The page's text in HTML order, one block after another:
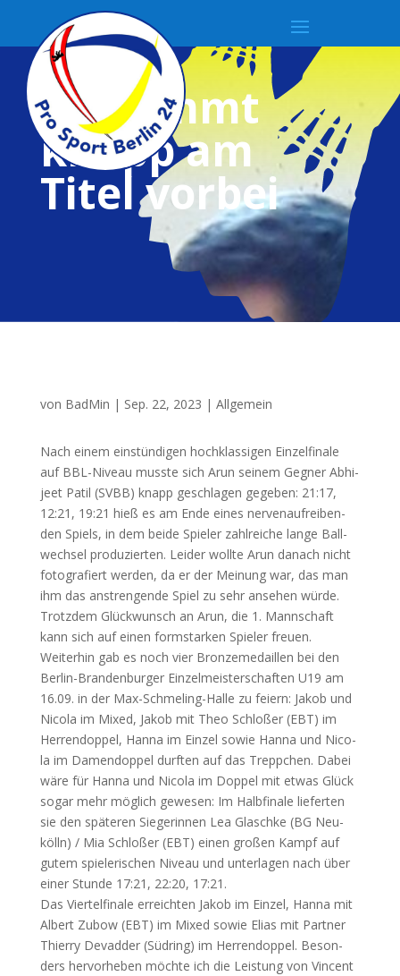
Arun
schrammt
knapp am
Titel vorbei
von BadMin | Sep. 22, 2023 | Allgemein
Nach einem ein­stün­di­gen hoch­klas­si­gen Ein­zel­fi­na­le
auf BBL-Niveau muss­te sich Arun sei­nem Geg­ner Abhi­
jeet Patil (SVBB) knapp geschla­gen gege­ben: 21:17,
12:21, 19:21 hieß es am Ende eines ner­ven­auf­rei­ben­
den Spiels, in dem bei­de Spie­ler zahl­rei­che lan­ge Ball­
wech­sel pro­du­zier­ten. Lei­der woll­te Arun danach nicht
foto­gra­fiert wer­den, da er der Mei­nung war, das man
ihm das anstren­gen­de Spiel zu sehr anse­hen wür­de.
Trotz­dem Glück­wunsch an Arun, die 1. Mann­schaft
kann sich auf einen form­star­ken Spie­ler freu­en.
Wei­ter­hin gab es noch vier Bron­ze­me­dail­len bei den
Ber­lin-Bran­den­bur­ger Ein­zel­meis­ter­schaf­ten U19 am
16.09. in der Max-Schme­ling-Hal­le zu fei­ern: Jakob und
Nico­la im Mixed, Jakob mit Theo Schlo­ßer (EBT) im
Her­ren­dop­pel, Han­na im Ein­zel sowie Han­na und Nico­
la im Damen­dop­pel durf­ten auf das Trepp­chen. Dabei
wäre für Han­na und Nico­la im Dop­pel mit etwas Glück
sogar mehr mög­lich gewe­sen: Im Halb­fi­na­le lie­fer­ten
sie den spä­te­ren Sie­ge­rin­nen Lea Glas­ch­ke (BG Neu­
kölln) / Mia Schlo­ßer (EBT) einen gro­ßen Kampf auf
gutem spie­le­ri­schen Niveau und unter­la­gen nach über
einer Stun­de 17:21, 22:20, 17:21.
Das Vier­tel­fi­na­le erreich­ten Jakob im Ein­zel, Han­na mit
Albert Zubow (EBT) im Mixed sowie Eli­as mit Part­ner
Thier­ry Devad­der (Süd­ring) im Her­ren­dop­pel. Beson­
ders her­vor­he­ben möch­te ich die Leis­tung von Vin­cent